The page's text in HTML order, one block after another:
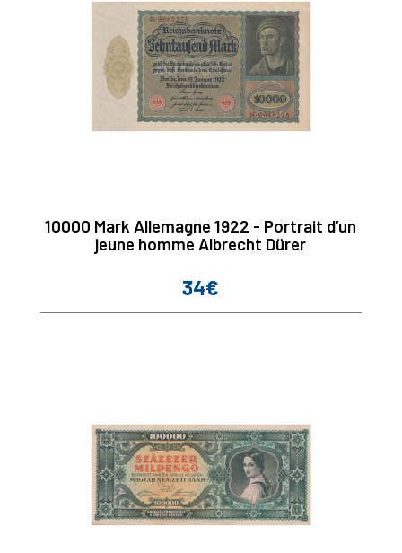
10000 Mark Allemagne 1922 - Portrait d’un
jeune homme Albrecht Dürer
Prix
34€